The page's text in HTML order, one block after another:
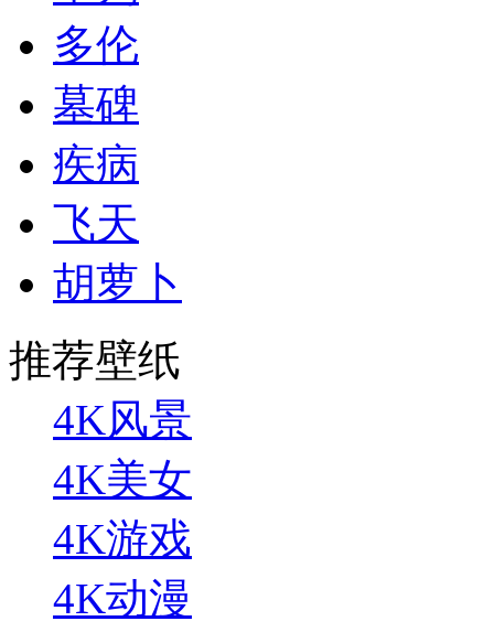
多伦
墓碑
疾病
飞天
胡萝卜
推荐壁纸
4K风景
4K美女
4K游戏
4K动漫